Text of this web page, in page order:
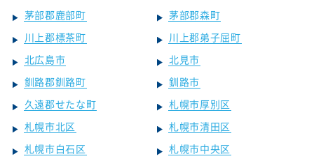
茅部郡鹿部町
茅部郡森町
川上郡標茶町
川上郡弟子屈町
北広島市
北見市
釧路郡釧路町
釧路市
久遠郡せたな町
札幌市厚別区
札幌市北区
札幌市清田区
札幌市白石区
札幌市中央区